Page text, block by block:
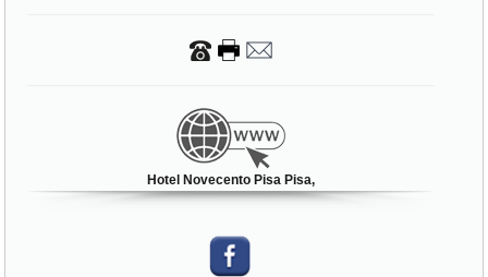
Hotel Novecento Pisa Pisa,